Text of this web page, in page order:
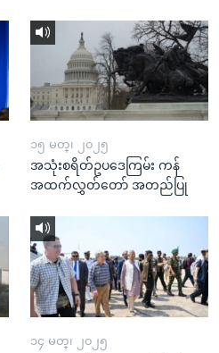
၁၅ မတ္၊ ၂၀၂၅
အသုံးစရိတ်ဥပဒေကြမ်း ကန်
အထက်လွှတ်တော် အတည်ပြု
၁၄ မတ္၊ ၂၀၂၅